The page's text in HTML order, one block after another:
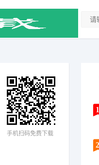
手机扫码免费下载
1
2